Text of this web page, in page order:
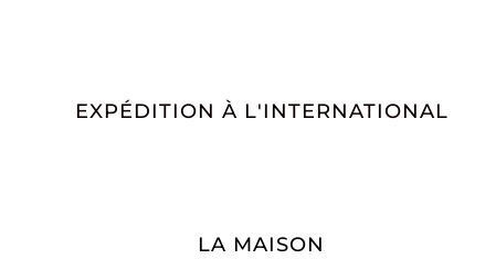
EXPÉDITION À L'INTERNATIONAL
LA MAISON